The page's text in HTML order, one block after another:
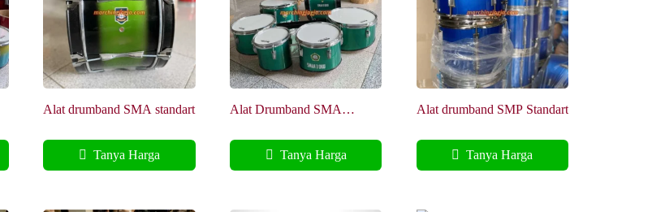
Alat drumband SMA standart
Tanya Harga
Alat Drumband SMA
Tanya Harga
Alat drumband SMP Standart
Tanya Harga